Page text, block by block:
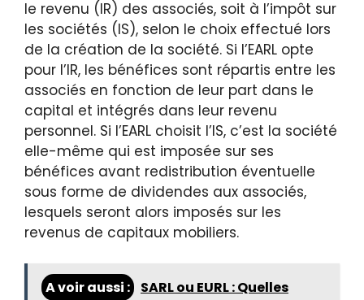
le revenu (IR) des associés, soit à l’impôt sur
les sociétés (IS), selon le choix effectué lors
de la création de la société. Si l’EARL opte
pour l’IR, les bénéfices sont répartis entre les
associés en fonction de leur part dans le
capital et intégrés dans leur revenu
personnel. Si l’EARL choisit l’IS, c’est la société
elle-même qui est imposée sur ses
bénéfices avant redistribution éventuelle
sous forme de dividendes aux associés,
lesquels seront alors imposés sur les
revenus de capitaux mobiliers.
A voir aussi :
SARL ou EURL : Quelles